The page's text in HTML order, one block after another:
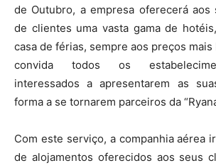
de Outubro, a empresa oferecerá aos
de clientes uma vasta gama de
casa de férias, sempre aos preços
convida todos os
interessados a apresentarem as
forma a se tornarem parceiros da
Com este serviço, a companhia aérea
de alojamentos oferecidos aos seus